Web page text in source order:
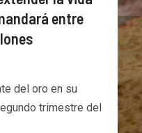
entre
del oro en su
trimestre del